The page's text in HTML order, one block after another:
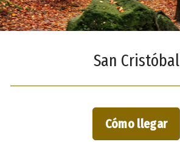
San Cristóbal
Cómo llegar